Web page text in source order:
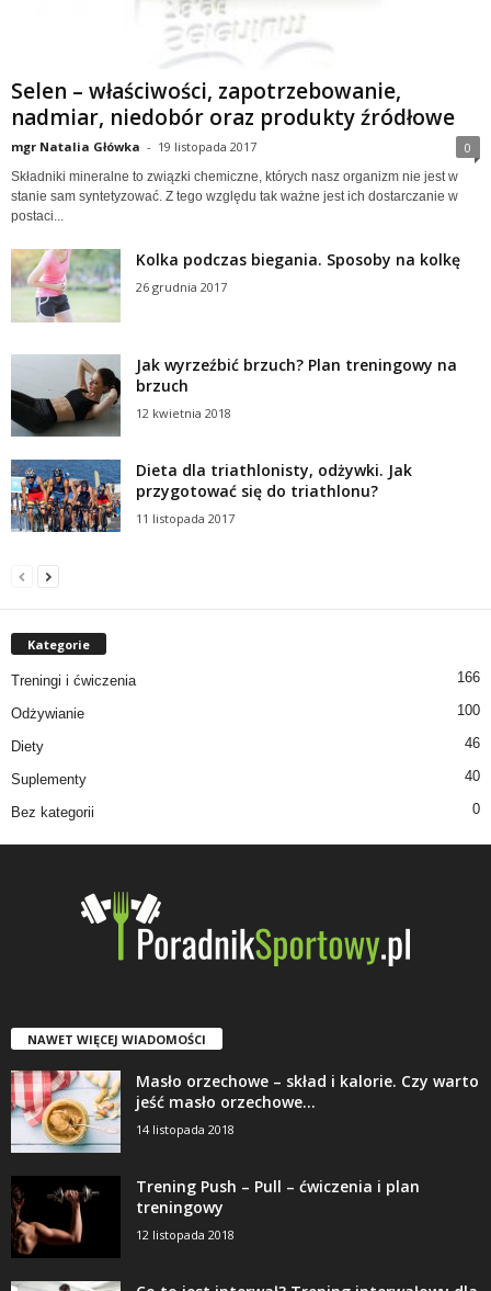
Selen – właściwości, zapotrzebowanie,
nadmiar, niedobór oraz produkty źródłowe
mgr Natalia Główka - 19 listopada 2017 0
Składniki mineralne to związki chemiczne, których nasz organizm nie jest w
stanie sam syntetyzować. Z tego względu tak ważne jest ich dostarczanie w
postaci...
Kolka podczas biegania. Sposoby na kolkę
26 grudnia 2017
Jak wyrzeźbić brzuch? Plan treningowy na
brzuch
12 kwietnia 2018
Dieta dla triathlonisty, odżywki. Jak
przygotować się do triathlonu?
11 listopada 2017
Kategorie
Treningi i ćwiczenia 166
Odżywianie 100
Diety 46
Suplementy 40
Bez kategorii 0
NAWET WIĘCEJ WIADOMOŚCI
Masło orzechowe – skład i kalorie. Czy warto
jeść masło orzechowe...
14 listopada 2018
Trening Push – Pull – ćwiczenia i plan
treningowy
12 listopada 2018